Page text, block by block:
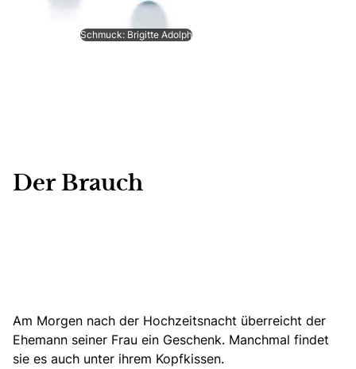
Schmuck: Brigitte Adolph
Der Brauch
Am Morgen nach der Hochzeitsnacht überreicht der
Ehemann seiner Frau ein Geschenk. Manchmal findet
sie es auch unter ihrem Kopfkissen.